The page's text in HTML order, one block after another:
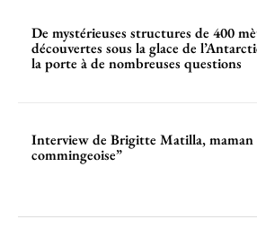
De mystérieuses structures de 400
découvertes sous la glace de
la porte à de nombreuses questions
Interview de Brigitte Matilla, maman
commingeoise”